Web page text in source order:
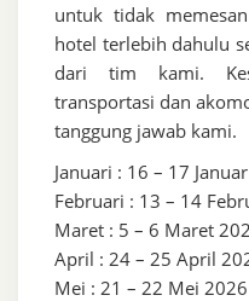
untuk tidak
hotel terlebih dahulu
dari tim kami.
transportasi dan
tanggung jawab kami.
Januari : 16 – 17
Februari : 13 – 14
Maret : 5 – 6 Maret
April : 24 – 25 April
Mei : 21 – 22 Mei 2026